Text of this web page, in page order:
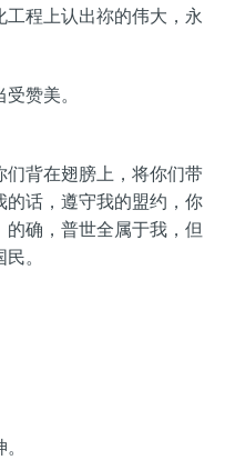
程上认出祢的伟大，永
赞美。
背在翅膀上，将你们带
的话，遵守我的盟约，你
确，普世全属于我，但
。